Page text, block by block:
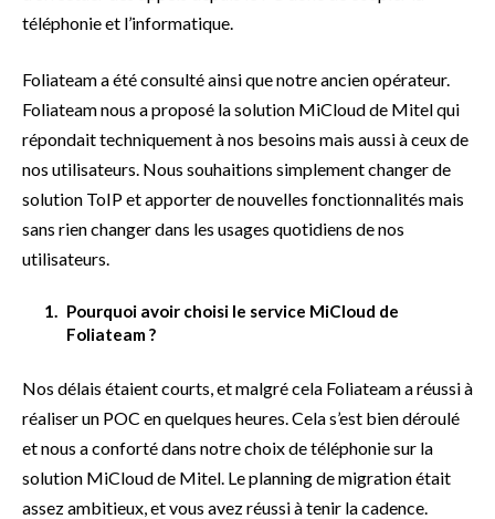
téléphonie et l’informatique.
Foliateam a été consulté ainsi que notre ancien opérateur.
Foliateam nous a proposé la solution MiCloud de Mitel qui
répondait techniquement à nos besoins mais aussi à ceux de
nos utilisateurs. Nous souhaitions simplement changer de
solution ToIP et apporter de nouvelles fonctionnalités mais
sans rien changer dans les usages quotidiens de nos
utilisateurs.
Pourquoi avoir choisi le service MiCloud de
Foliateam ?
Nos délais étaient courts, et malgré cela Foliateam a réussi à
réaliser un POC en quelques heures. Cela s’est bien déroulé
et nous a conforté dans notre choix de téléphonie sur la
solution MiCloud de Mitel. Le planning de migration était
assez ambitieux, et vous avez réussi à tenir la cadence.